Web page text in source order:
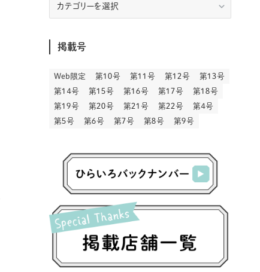
(45)
(164)
(45)
(68)
(2)
(7)
(57)
(71)
(401)
(5)
(24)
(12)
(25)
(14)
(77)
(6)
(8)
(3)
(45)
(8)
(41)
(103)
(4)
(30)
(151)
(2)
(140)
(44)
(1)
(5)
(50)
(30)
(2)
(20)
(5)
(53)
(3)
(12)
(334)
(24)
(86)
(29)
(73)
(30)
(7)
(19)
(17)
(22)
(20)
(2)
(20)
別
掲載号
Web限定 第１０号 第１１号 第１２号
第１３号
第１４号
第１５号 第１６号 第１７号
第１８号
第１９号
第２０号 第２１号 第２２号
第４号
第５号
第６号 第７号 第８号 第９号